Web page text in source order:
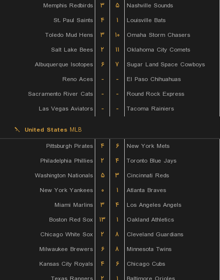
Memphis Redbirds
۳ ۵
Nashville Sounds
St. Paul Saints
۴ ۱
Louisville Bats
Toledo Mud Hens
۳ ۱۰
Omaha Storm Chasers
Salt Lake Bees
۲ ۱۱
Oklahoma City Comets
Albuquerque Isotopes
۶ ۷
Sugar Land Space Cowboys
Reno Aces
- -
El Paso Chihuahuas
Sacramento River Cats
- -
Round Rock Express
Las Vegas Aviators
- - Tacoma Rainiers
United States MLB
Pittsburgh Pirates
۴ ۶
New York Mets
Philadelphia Phillies
۲ ۴
Toronto Blue Jays
Washington Nationals
۵ ۳
Cincinnati Reds
New York Yankees
۰ ۱
Atlanta Braves
Miami Marlins
۳ ۴
Los Angeles Angels
Boston Red Sox
۱۳ ۱
Oakland Athletics
Chicago White Sox
۲ ۸
Cleveland Guardians
Milwaukee Brewers
۶ ۸
Minnesota Twins
Kansas City Royals
۴ ۶
Chicago Cubs